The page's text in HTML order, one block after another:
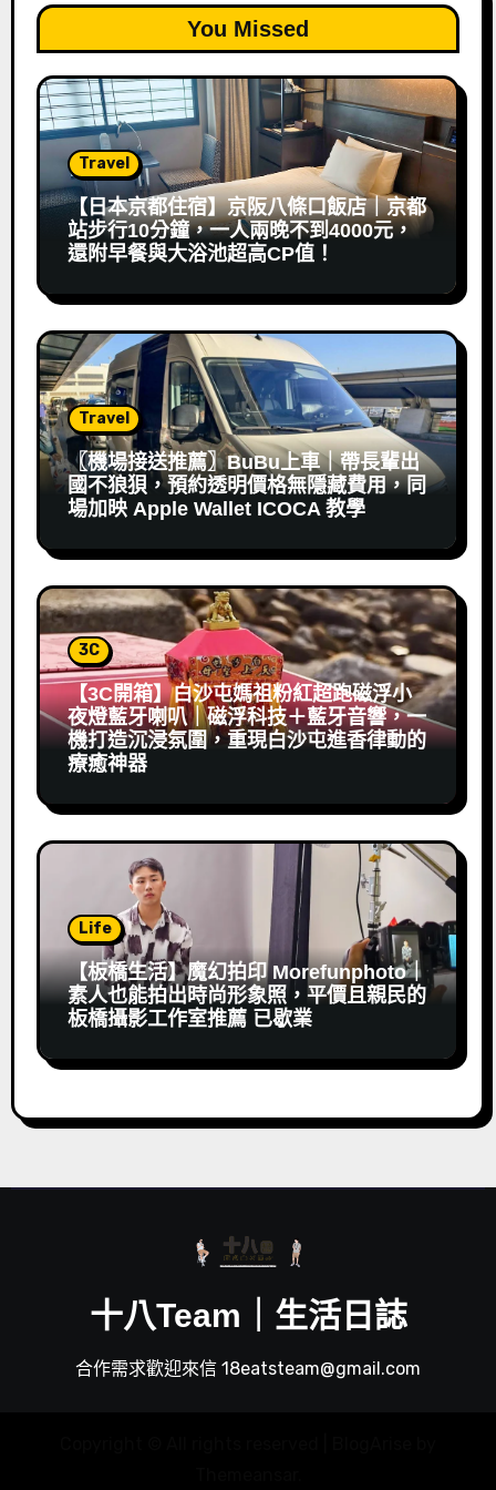
You Missed
Travel
【日本京都住宿】京阪八條口飯店｜京都
站步行10分鐘，一人兩晚不到4000元，
還附早餐與大浴池超高CP值！
Travel
〖機場接送推薦〗BuBu上車｜帶長輩出
國不狼狽，預約透明價格無隱藏費用，同
場加映 Apple Wallet ICOCA 教學
3C
【3C開箱】白沙屯媽祖粉紅超跑磁浮小
夜燈藍牙喇叭｜磁浮科技＋藍牙音響，一
機打造沉浸氛圍，重現白沙屯進香律動的
療癒神器
Life
【板橋生活】魔幻拍印 Morefunphoto｜
素人也能拍出時尚形象照，平價且親民的
板橋攝影工作室推薦 已歇業
十八Team｜生活日誌
合作需求歡迎來信 18eatsteam@gmail.com